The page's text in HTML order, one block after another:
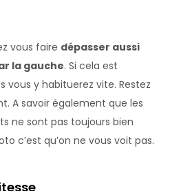
vous faire dépasser aussi
la gauche. Si cela est
vous y habituerez vite. Restez
A savoir également que les
ne sont pas toujours bien
c’est qu’on ne vous voit pas.